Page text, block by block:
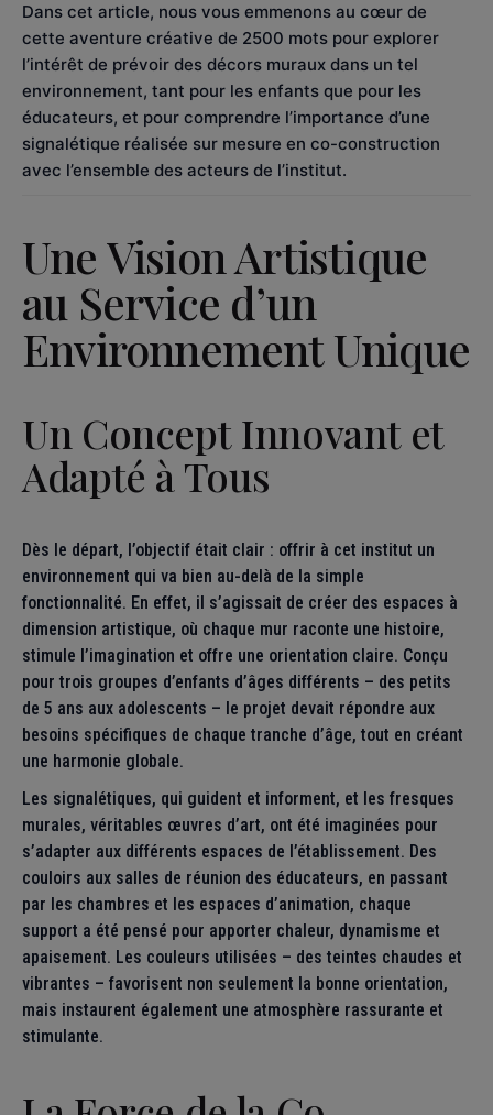
Dans cet article, nous vous emmenons au cœur de
cette aventure créative de 2500 mots pour explorer
l’intérêt de prévoir des décors muraux dans un tel
environnement, tant pour les enfants que pour les
éducateurs, et pour comprendre l’importance d’une
signalétique réalisée sur mesure en co-construction
avec l’ensemble des acteurs de l’institut.
Une Vision Artistique
au Service d’un
Environnement Unique
Un Concept Innovant et
Adapté à Tous
Dès le départ, l’objectif était clair : offrir à cet institut un
environnement qui va bien au-delà de la simple
fonctionnalité. En effet, il s’agissait de créer des espaces à
dimension artistique, où chaque mur raconte une histoire,
stimule l’imagination et offre une orientation claire. Conçu
pour trois groupes d’enfants d’âges différents – des petits
de 5 ans aux adolescents – le projet devait répondre aux
besoins spécifiques de chaque tranche d’âge, tout en créant
une harmonie globale.
Les signalétiques, qui guident et informent, et les fresques
murales, véritables œuvres d’art, ont été imaginées pour
s’adapter aux différents espaces de l’établissement. Des
couloirs aux salles de réunion des éducateurs, en passant
par les chambres et les espaces d’animation, chaque
support a été pensé pour apporter chaleur, dynamisme et
apaisement. Les couleurs utilisées – des teintes chaudes et
vibrantes – favorisent non seulement la bonne orientation,
mais instaurent également une atmosphère rassurante et
stimulante.